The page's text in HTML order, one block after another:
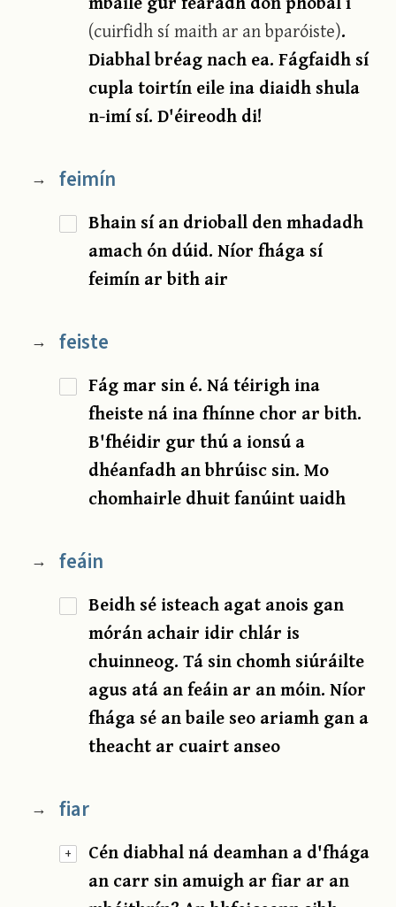
(cuirfidh sí maith ar an bparóiste).
Diabhal bréag nach ea. Fágfaidh sí
cupla toirtín eile ina diaidh shula
n-imí sí. D'éireodh di!
→ feimín
Bhain sí an drioball den mhadadh
amach ón dúid. Níor fhága sí
feimín ar bith air
→ feiste
Fág mar sin é. Ná téirigh ina
fheiste ná ina fhínne chor ar bith.
B'fhéidir gur thú a ionsú a
dhéanfadh an bhrúisc sin. Mo
chomhairle dhuit fanúint uaidh
→ feáin
Beidh sé isteach agat anois gan
mórán achair idir chlár is
chuinneog. Tá sin chomh siúráilte
agus atá an feáin ar an móin. Níor
fhága sé an baile seo ariamh gan a
theacht ar cuairt anseo
+
→ fiar
Cén diabhal ná deamhan a d'fhága
an carr sin amuigh ar fiar ar an